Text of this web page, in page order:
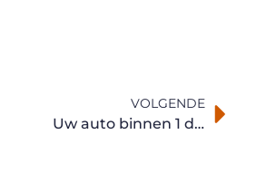
VOLGENDE
Uw auto binnen 1 dag verkopen